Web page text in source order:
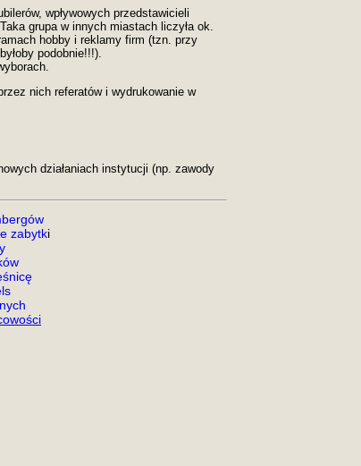
wpływowych przedstawicieli
grupa w innych miastach liczyła ok.
hobby i reklamy firm (tzn. przy
podobnie!!!).
nich referatów i wydrukowanie w
działaniach instytucji (np. zawody
zabytki